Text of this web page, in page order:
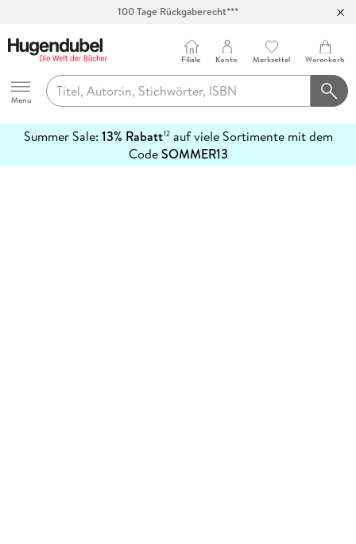
100 Tage Rückgaberecht***
Hugendubel
Menu
Filiale Konto Merkzettel Warenkorb
Summer Sale: 13% Rabatt12auf viele Sortimente mit dem
CodeSOMMER13
erfahren